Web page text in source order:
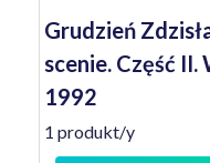
Grudzień
scenie. Część
1992
1 produkt/y